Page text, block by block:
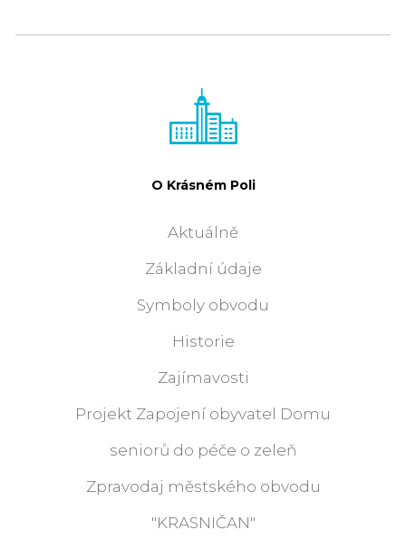
O Krásném Poli
Aktuálně
Základní údaje
Symboly obvodu
Historie
Zajímavosti
Projekt Zapojení obyvatel Domu
seniorů do péče o zeleň
Zpravodaj městského obvodu
"KRASNIČAN"